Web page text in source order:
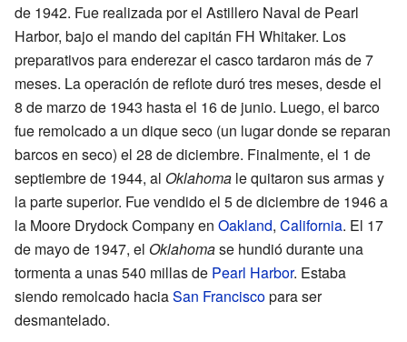
de 1942. Fue realizada por el Astillero Naval de Pearl
Harbor, bajo el mando del capitán FH Whitaker. Los
preparativos para enderezar el casco tardaron más de 7
meses. La operación de reflote duró tres meses, desde el
8 de marzo de 1943 hasta el 16 de junio. Luego, el barco
fue remolcado a un dique seco (un lugar donde se reparan
barcos en seco) el 28 de diciembre. Finalmente, el 1 de
septiembre de 1944, al Oklahoma le quitaron sus armas y
la parte superior. Fue vendido el 5 de diciembre de 1946 a
la Moore Drydock Company en Oakland, California. El 17
de mayo de 1947, el Oklahomase hundió durante una
tormenta a unas 540 millas de Pearl Harbor. Estaba
siendo remolcado haciaSan Franciscopara ser
desmantelado.